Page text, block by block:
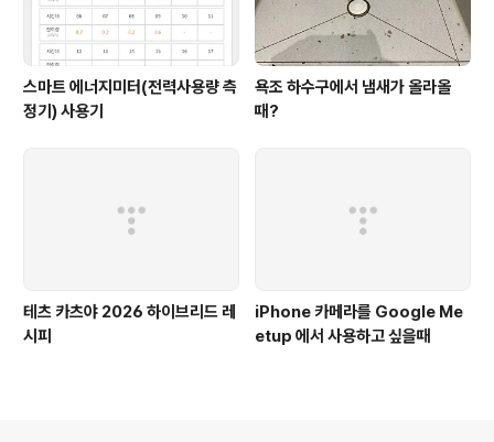
스마트 에너지미터(전력사용량 측
정기) 사용기
욕조 하수구에서 냄새가 올라올
때?
테츠 카츠야 2026 하이브리드 레
시피
iPhone 카메라를 Google Me
etup 에서 사용하고 싶을때